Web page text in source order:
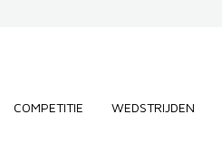
COMPETITIE WEDSTRIJDEN